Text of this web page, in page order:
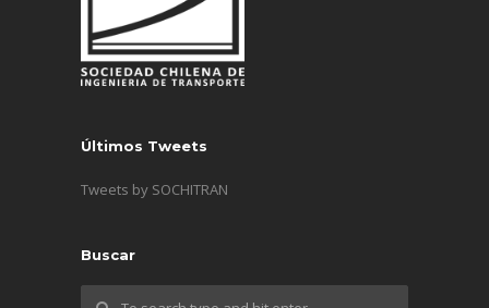
Últimos Tweets
Tweets by SOCHITRAN
Buscar